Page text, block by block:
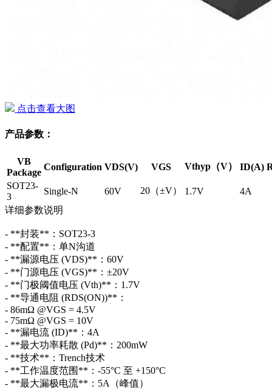
点击查看大图
产品参数：
VB
Package
Configuration VDS(V) VGS Vthyp（V） ID(A)
SOT23-
3
Single-N 60V 20（±V） 1.7V
4A
详细参数说明
- **封装**：SOT23-3
- **配置**：单N沟道
- **漏源电压 (VDS)**：60V
- **门源电压 (VGS)**：±20V
- **门极阈值电压 (Vth)**：1.7V
- **导通电阻 (RDS(ON))**：
- 86mΩ @VGS = 4.5V
- 75mΩ @VGS = 10V
- **漏电流 (ID)**：4A
- **最大功率耗散 (Pd)**：200mW
- **技术**：Trench技术
- **工作温度范围**：-55°C 至 +150°C
- **最大漏极电流**：5A（峰值）